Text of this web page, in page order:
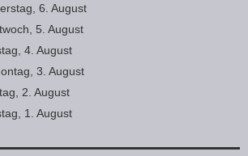
6. August
5. August
4. August
3. August
2. August
1. August